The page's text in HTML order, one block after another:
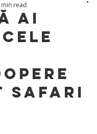
ai
Safari
min read